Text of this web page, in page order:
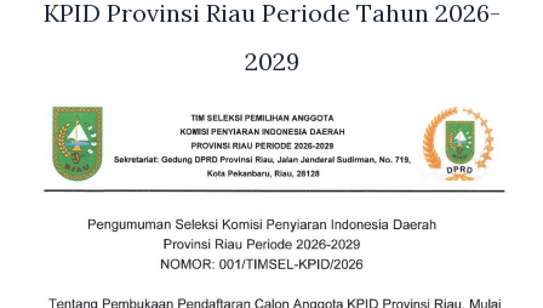
KPID Provinsi Riau Periode Tahun 2026-
2029